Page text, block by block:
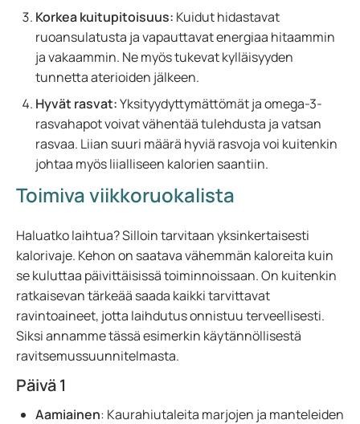
Korkea kuitupitoisuus: Kuidut hidastavat
ruoansulatusta ja vapauttavat energiaa hitaammin
ja vakaammin. Ne myös tukevat kylläisyyden
tunnetta aterioiden jälkeen.
Hyvät rasvat:Yksityydyttymättömät ja omega-3-
rasvahapot voivat vähentää tulehdusta ja vatsan
rasvaa. Liian suuri määrä hyviä rasvoja voi kuitenkin
johtaa myös liialliseen kalorien saantiin.
Toimiva viikkoruokalista
Haluatko laihtua? Silloin tarvitaan yksinkertaisesti
kalorivaje. Kehon on saatava vähemmän kaloreita kuin
se kuluttaa päivittäisissä toiminnoissaan. On kuitenkin
ratkaisevan tärkeää saada kaikki tarvittavat
ravintoaineet, jotta laihdutus onnistuu terveellisesti.
Siksi annamme tässä esimerkin käytännöllisestä
ravitsemussuunnitelmasta.
Päivä 1
Aamiainen: Kaurahiutaleita marjojen ja manteleiden